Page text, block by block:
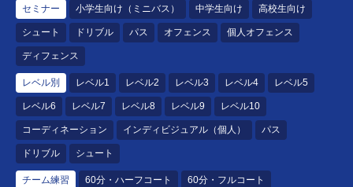
セミナー 小学生向け（ミニバス） 中学生向け 高校生向け
シュート ドリブル パス オフェンス 個人オフェンス
ディフェンス
レベル別 レベル1 レベル2 レベル3 レベル4 レベル5
レベル6 レベル7 レベル8 レベル9 レベル10
コーディネーション インディビジュアル（個人） パス
ドリブル シュート
チーム練習 60分・ハーフコート 60分・フルコート